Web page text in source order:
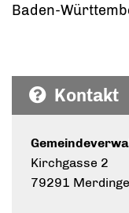
Baden-
Kontakt
Kirchgasse 2
79291